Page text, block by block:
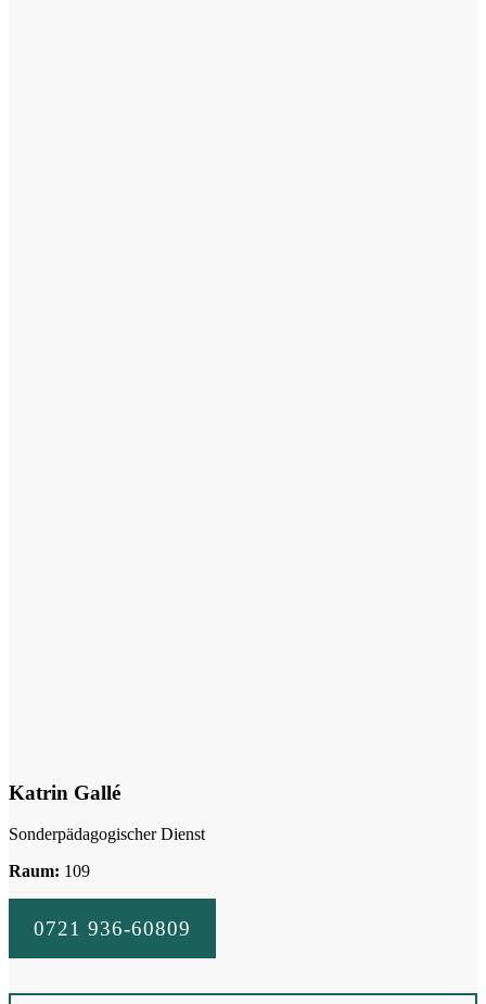
Katrin Gallé
Sonderpädagogischer Dienst
Raum: 109
0721 936-60809